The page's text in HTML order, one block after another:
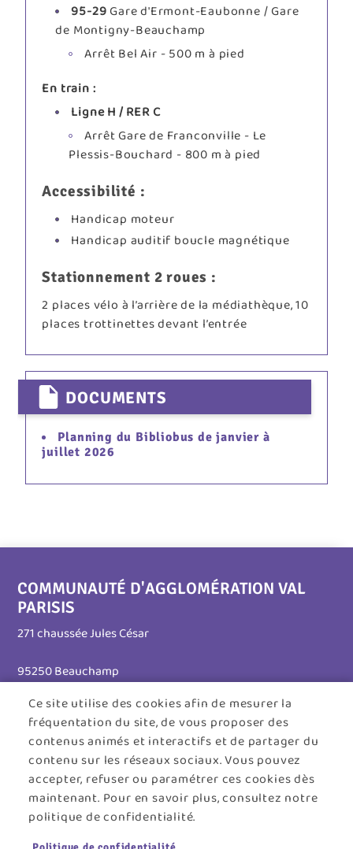
95-29 Gare d'Ermont-Eaubonne / Gare
de Montigny-Beauchamp
Arrêt Bel Air - 500 m à pied
En train :
Ligne H / RER C
Arrêt Gare de Franconville - Le
Plessis-Bouchard - 800 m à pied
Accessibilité :
Handicap moteur
Handicap auditif boucle magnétique
Stationnement 2 roues :
2 places vélo à l’arrière de la médiathèque, 10
places trottinettes devant l’entrée
DOCUMENTS
Planning du Bibliobus de janvier à
juillet 2026
Ce site utilise des cookies afin de mesurer la
fréquentation du site, de vous proposer des
contenus animés et interactifs et de partager du
contenu sur les réseaux sociaux. Vous pouvez
accepter, refuser ou paramétrer ces cookies dès
maintenant. Pour en savoir plus, consultez notre
politique de confidentialité.
COMMUNAUTÉ D'AGGLOMÉRATION VAL
PARISIS
271 chaussée Jules César
95250 Beauchamp
Tél. 01 30 26 39 41
Horaires d'ouverture :
Lundi au jeudi : 8h30 - 12h30 / 13h30 - 17h45
Vendredi : 8h30 - 12h30
Menu
ACCUEILPLAN DU SITECONTACT